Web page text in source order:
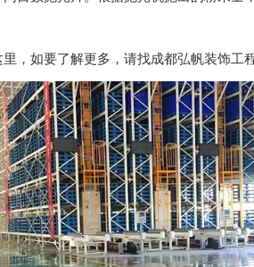
，如要了解更多，请找成都弘帆装饰工